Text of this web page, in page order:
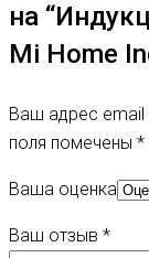
на
Mi Home
Ваш адрес email
поля помечены *
Ваша оценка
Ваш отзыв *